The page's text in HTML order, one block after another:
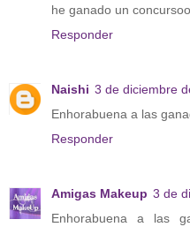
he ganado un
Responder
Naishi 3 de diciembre
Enhorabuena a las
Responder
Amigas Makeup 3 de
Enhorabuena a las